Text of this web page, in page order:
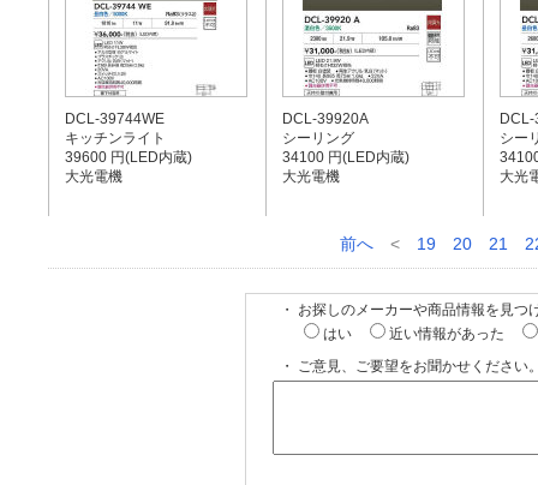
DCL-39744WE
キッチンライト
39600 円(LED内蔵)
大光電機
DCL-39920A
シーリング
34100 円(LED内蔵)
大光電機
シー
大光
前へ < 19 20 21
・ お探しのメーカーや商品情報を見つ
はい
近い情報があった
・ ご意見、ご要望をお聞かせください